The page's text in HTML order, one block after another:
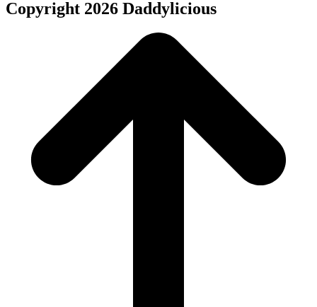
Copyright 2026 Daddylicious